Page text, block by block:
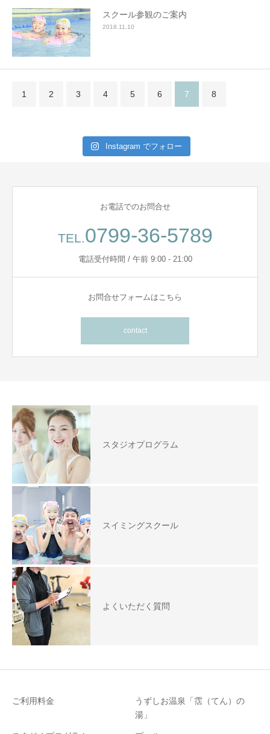
スクール参観のご案内
2018.11.10
1 2 3 4 5 6 7 8
Instagram でフォロー
お電話でのお問合せ
TEL.0799-36-5789
電話受付時間 / 午前 9:00 - 21:00
お問合せフォームはこちら
contact
スタジオプログラム
スイミングスクール
よくいただく質問
ご利用料金
うずしお温泉「霑（てん）の
湯」